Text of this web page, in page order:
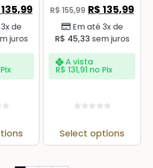
135,99
de
juros
R$ 155,99 R$ 135,99
Em até 3x de
R$ 45,33 sem juros
A vista
R$ 131,91 no Pix
Select options